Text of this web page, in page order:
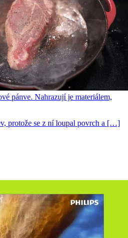
pánve. Nahrazují je materiálem,
protože se z ní loupal povrch a […]